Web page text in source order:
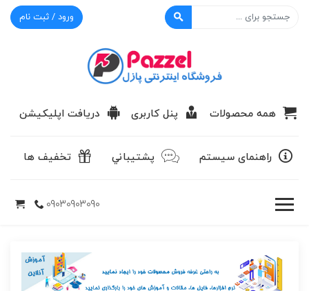
ورود / ثبت نام
همه محصولات پنل کاربری دریافت اپلیکیشن
راهنمای سیستم پشتيباني تخفیف ها
09030903090